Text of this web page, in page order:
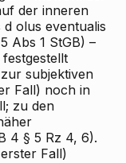
der inneren
d olus eventualis
Abs 1 StGB) –
zur subjektiven
Fall) noch in
zu den
4 § 5 Rz 4, 6).
Fall)